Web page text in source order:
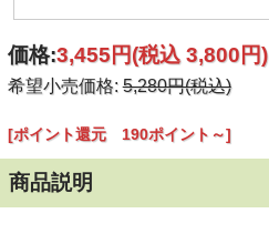
価格:3,455円(税込 3,800円)
希望小売価格:5,280円(税込)
[ポイント還元 190ポイント～]
商品説明